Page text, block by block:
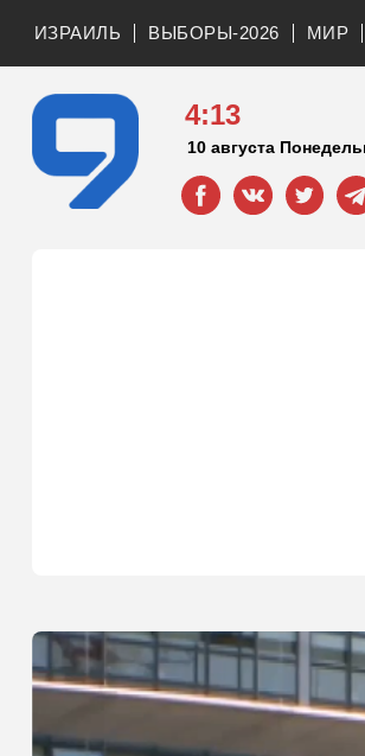
ИЗРАИЛЬ ВЫБОРЫ-2026 МИР
4:13
10 августа